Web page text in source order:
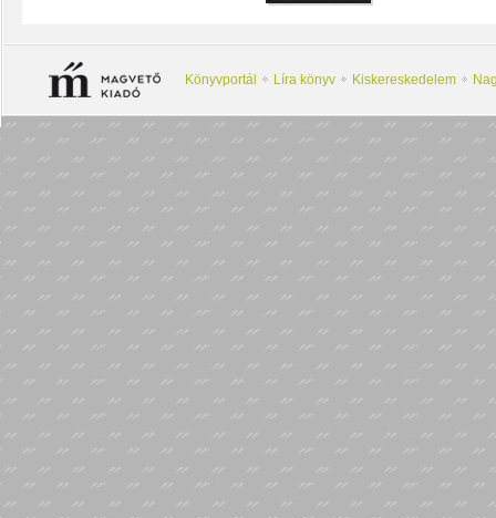
Könyvportál Líra könyv Kiskereskedelem